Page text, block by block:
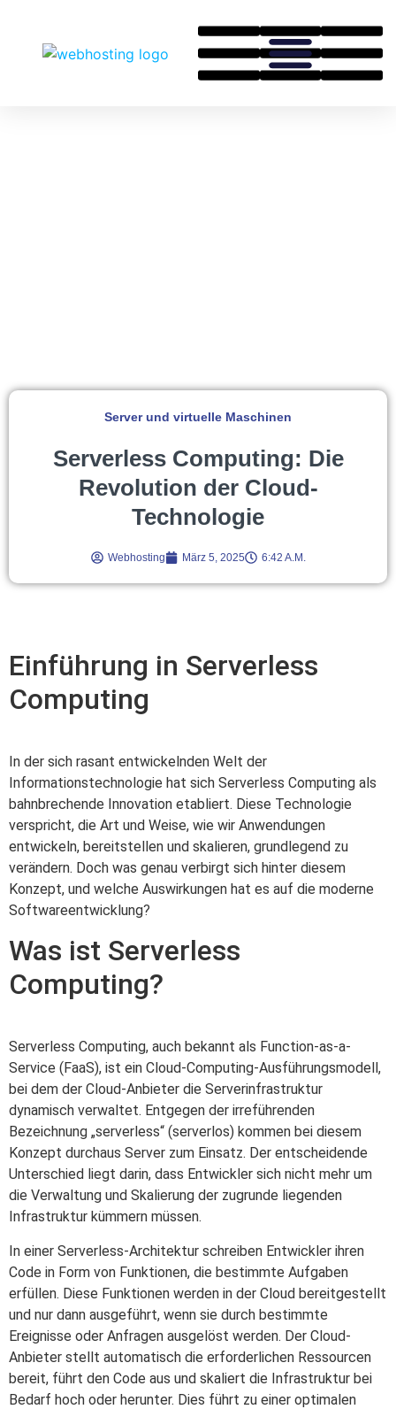
Server und virtuelle Maschinen
Serverless Computing: Die
Revolution der Cloud-
Technologie
Webhosting März 5, 2025 6:42 A.m.
Einführung in Serverless
Computing
In der sich rasant entwickelnden Welt der
Informationstechnologie hat sich Serverless Computing als
bahnbrechende Innovation etabliert. Diese Technologie
verspricht, die Art und Weise, wie wir Anwendungen
entwickeln, bereitstellen und skalieren, grundlegend zu
verändern. Doch was genau verbirgt sich hinter diesem
Konzept, und welche Auswirkungen hat es auf die moderne
Softwareentwicklung?
Was ist Serverless
Computing?
Serverless Computing, auch bekannt als Function-as-a-
Service (FaaS), ist ein Cloud-Computing-Ausführungsmodell,
bei dem der Cloud-Anbieter die Serverinfrastruktur
dynamisch verwaltet. Entgegen der irreführenden
Bezeichnung „serverless“ (serverlos) kommen bei diesem
Konzept durchaus Server zum Einsatz. Der entscheidende
Unterschied liegt darin, dass Entwickler sich nicht mehr um
die Verwaltung und Skalierung der zugrunde liegenden
Infrastruktur kümmern müssen.
In einer Serverless-Architektur schreiben Entwickler ihren
Code in Form von Funktionen, die bestimmte Aufgaben
erfüllen. Diese Funktionen werden in der Cloud bereitgestellt
und nur dann ausgeführt, wenn sie durch bestimmte
Ereignisse oder Anfragen ausgelöst werden. Der Cloud-
Anbieter stellt automatisch die erforderlichen Ressourcen
bereit, führt den Code aus und skaliert die Infrastruktur bei
Bedarf hoch oder herunter. Dies führt zu einer optimalen